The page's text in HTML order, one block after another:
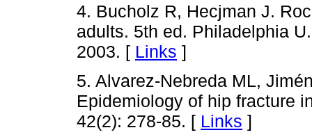
4. Bucholz R, Hecjman J.
adults. 5th ed. Philadelphia
2003. [ Links ]
5. Alvarez-Nebreda ML,
Epidemiology of hip fracture
42(2): 278-85. [ Links ]